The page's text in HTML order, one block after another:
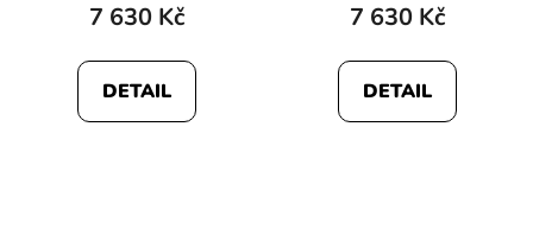
7 630 Kč
DETAIL
7 630 Kč
DETAIL